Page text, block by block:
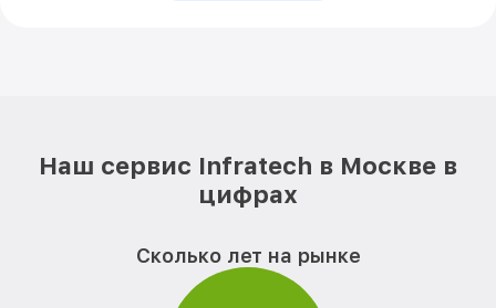
Наш сервис Infratech в Москве в
цифрах
Сколько лет на рынке